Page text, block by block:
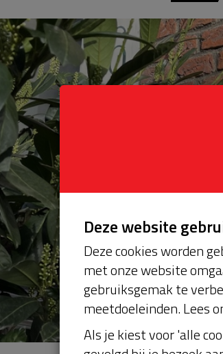
Deze website
Deze cookies worden
met onze website
gebruiksgemak te
meetdoeleinden. Lees
Als je kiest voor 'alle